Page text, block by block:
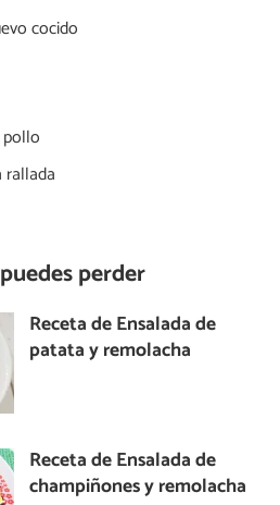
cocido
pollo
rallada
perder
Receta de Ensalada de
patata y remolacha
Receta de Ensalada de
champiñones y remolacha